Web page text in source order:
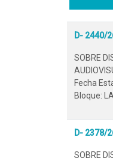
D- 2440/
SOBRE
Fecha
Bloque:
D- 2378/
SOBRE